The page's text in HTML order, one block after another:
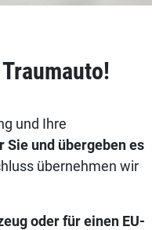
und Ihre
Sie und übergeben es
übernehmen wir
oder für einen EU-